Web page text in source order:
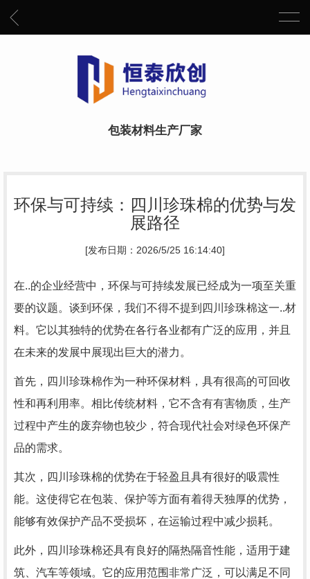
包装材料生产厂家
环保与可持续：四川珍珠棉的优势与发
展路径
[发布日期：2026/5/25 16:14:40]
在..的企业经营中，环保与可持续发展已经成为一项至关重
要的议题。谈到环保，我们不得不提到四川珍珠棉这一..材
料。它以其独特的优势在各行各业都有广泛的应用，并且
在未来的发展中展现出巨大的潜力。
首先，四川珍珠棉作为一种环保材料，具有很高的可回收
性和再利用率。相比传统材料，它不含有有害物质，生产
过程中产生的废弃物也较少，符合现代社会对绿色环保产
品的需求。
其次，四川珍珠棉的优势在于轻盈且具有很好的吸震性
能。这使得它在包装、保护等方面有着得天独厚的优势，
能够有效保护产品不受损坏，在运输过程中减少损耗。
此外，四川珍珠棉还具有良好的隔热隔音性能，适用于建
筑、汽车等领域。它的应用范围非常广泛，可以满足不同